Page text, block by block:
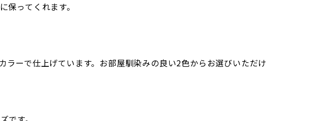
ってくれます。
ーで仕上げています。お部屋馴染みの良い2色からお選びいただけ